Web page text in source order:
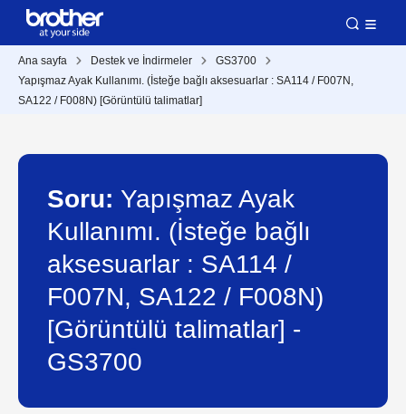
Ana sayfa Destek ve İndirmeler
GS3700
Yapışmaz Ayak Kullanımı. (İsteğe bağlı aksesuarlar : SA114 / F007N,
SA122 / F008N) [Görüntülü talimatlar]
Soru: Yapışmaz Ayak
Kullanımı. (İsteğe bağlı
aksesuarlar : SA114 /
F007N, SA122 / F008N)
[Görüntülü talimatlar] -
GS3700